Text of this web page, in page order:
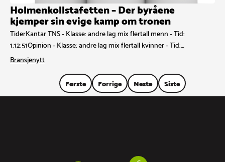
Holmenkollstafetten – Der byråene
kjemper sin evige kamp om tronen
TiderKantar TNS - Klasse: andre lag mix flertall menn - Tid:
1:12:51Opinion - Klasse: andre lag mix flertall kvinner - Tid:…
Bransjenytt
Første Forrige Neste Siste